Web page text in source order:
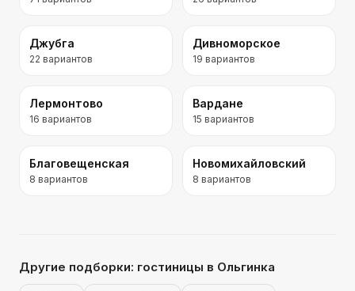
Джубга
22 вариантов
Дивноморское
19 вариантов
Лермонтово
16 вариантов
Вардане
15 вариантов
Благовещенская
8 вариантов
Новомихайловский
8 вариантов
Другие подборки: гостиницы в Ольгинка